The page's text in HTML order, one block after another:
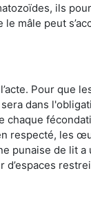
ils
mâle peut
Pour que
dans
respecté, les
punaise de lit